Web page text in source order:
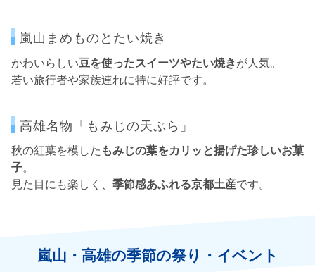
嵐山まめものとたい焼き
かわいらしい豆を使ったスイーツやたい焼きが人気。
若い旅行者や家族連れに特に好評です。
高雄名物「もみじの天ぷら」
秋の紅葉を模した もみじの葉をカリッと揚げた珍しいお菓
子。
見た目にも楽しく、 季節感あふれる京都土産です。
嵐山・高雄の季節の祭り・イベント